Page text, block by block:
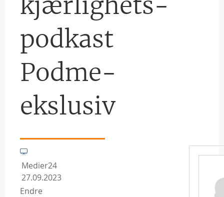
podkast
Podme-
ekslusiv
Medier24
27.09.2023
Endre